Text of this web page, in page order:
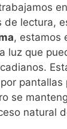
de lectura,
, estamos
luz que
pantallas
se
natural